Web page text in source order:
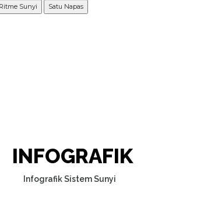
Ritme Sunyi Satu Napas
INFOGRAFIK
Infografik Sistem Sunyi